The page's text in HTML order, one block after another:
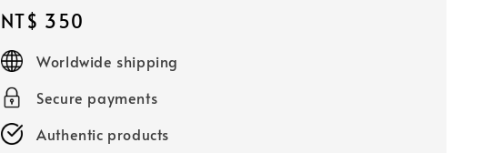
Regular
price
NT$ 350
Worldwide shipping
Secure payments
Authentic products